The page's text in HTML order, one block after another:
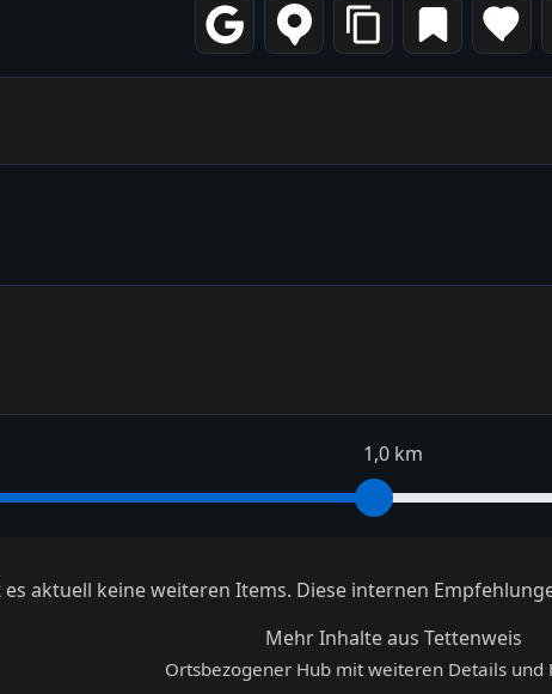
1,0 km
aktuell keine weiteren Items. Diese internen
Mehr Inhalte aus Tettenweis
Ortsbezogener Hub mit weiteren Details und